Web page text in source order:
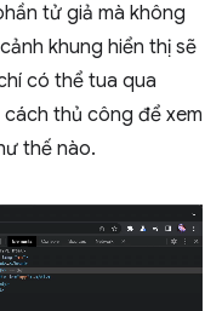
tử giả mà không
khung hiển thị sẽ
có thể tua qua
thủ công để xem
thế nào.